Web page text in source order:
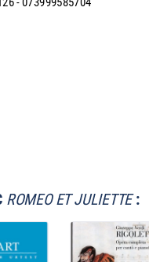
ROMEO ET JULIETTE: